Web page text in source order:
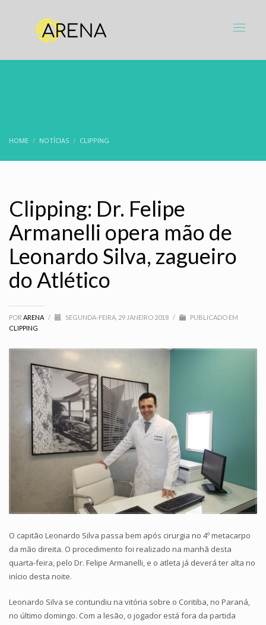
HOME NOTÍCIAS CLIPPING
Clipping: Dr. Felipe
Armanelli opera mão de
Leonardo Silva, zagueiro
do Atlético
POR ARENA / SEGUNDA-FEIRA, 29 JANEIRO 2018 /
PUBLICADO EM
CLIPPING
O capitão Leonardo Silva passa bem após cirurgia no 4º metacarpo
da mão direita. O procedimento foi realizado na manhã desta
quarta-feira, pelo Dr. Felipe Armanelli, e o atleta já deverá ter alta no
início desta noite.
Leonardo Silva se contundiu na vitória sobre o Coritiba, no Paraná,
no último domingo. Com a lesão, o jogador está fora da partida